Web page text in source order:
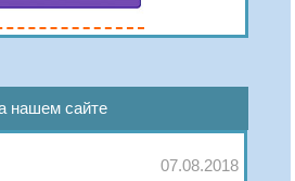
нашем сайте
07.08.2018